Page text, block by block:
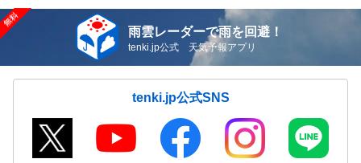
雨雲レーダーで雨を回避！
tenki.jp公式 天気予報アプリ
tenki.jp公式SNS